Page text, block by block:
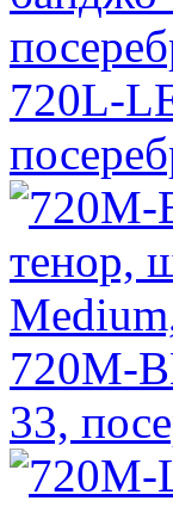
720L-
720M-
33,